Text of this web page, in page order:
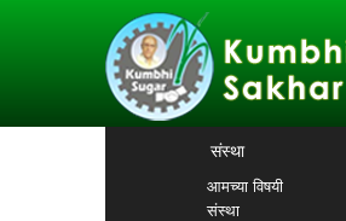
संस्था
आमच्या विषयी
संस्था